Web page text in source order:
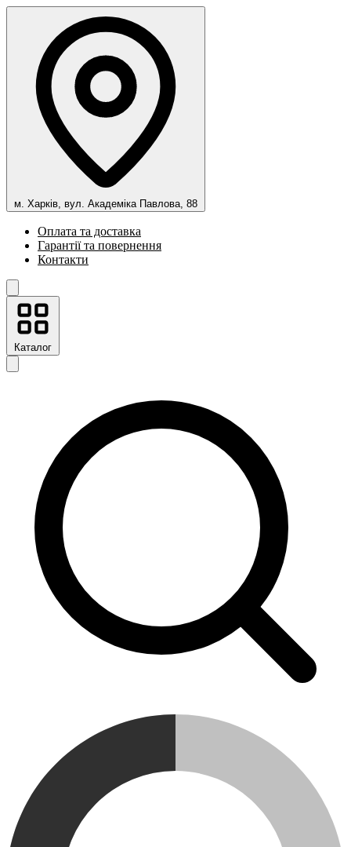
м. Харків, вул. Академіка Павлова, 88
Оплата та доставка
Гарантії та повернення
Контакти
Каталог